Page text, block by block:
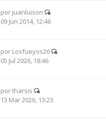
por juanluison
09 Jun 2014, 12:46
por Losfueyos26
05 Jul 2026, 18:46
portharsis
13 Mar 2026, 13:23